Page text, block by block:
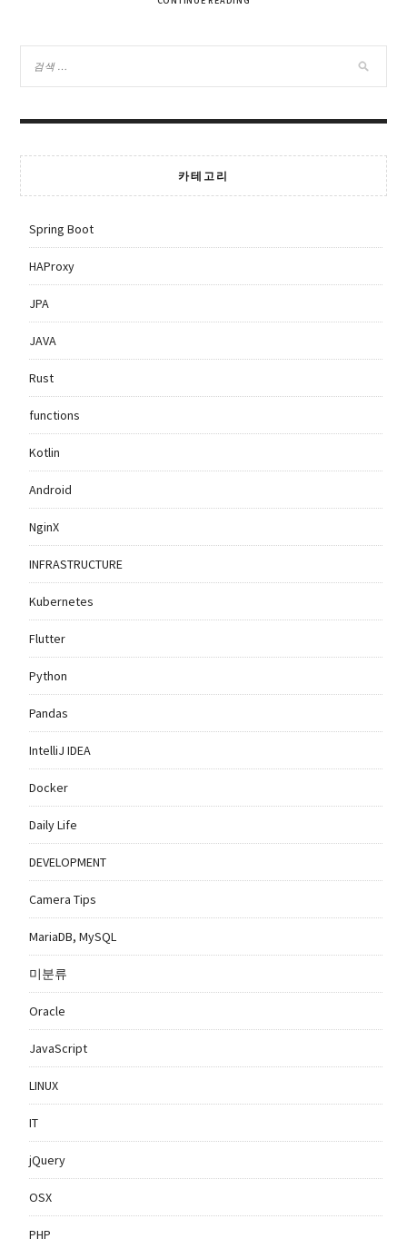
카테고리
Spring Boot
HAProxy
JPA
JAVA
Rust
functions
Kotlin
Android
NginX
INFRASTRUCTURE
Kubernetes
Flutter
Python
Pandas
IntelliJ IDEA
Docker
Daily Life
DEVELOPMENT
Camera Tips
MariaDB, MySQL
미분류
Oracle
JavaScript
LINUX
IT
jQuery
OSX
PHP